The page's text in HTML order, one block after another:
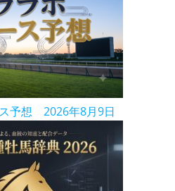
予想 2026年8月9日